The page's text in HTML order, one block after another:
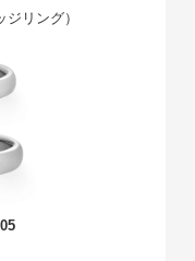
リング）